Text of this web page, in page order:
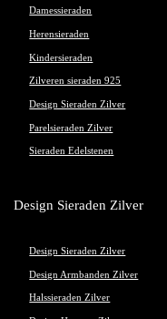
Damessieraden
Herensieraden
Kindersieraden
Zilveren sieraden 925
Design Sieraden Zilver
Parelsieraden Zilver
Sieraden Edelstenen
Design Sieraden Zilver
Design Sieraden Zilver
Design Armbanden Zilver
Halssieraden Zilver